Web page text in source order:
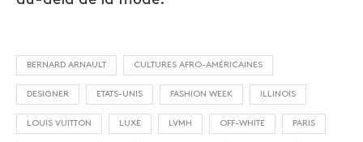
BERNARD ARNAULT CULTURES AFRO-AMÉRICAINES
DESIGNER ETATS-UNIS FASHION WEEK ILLINOIS
LOUIS VUITTON LUXE LVMH OFF-WHITE PARIS